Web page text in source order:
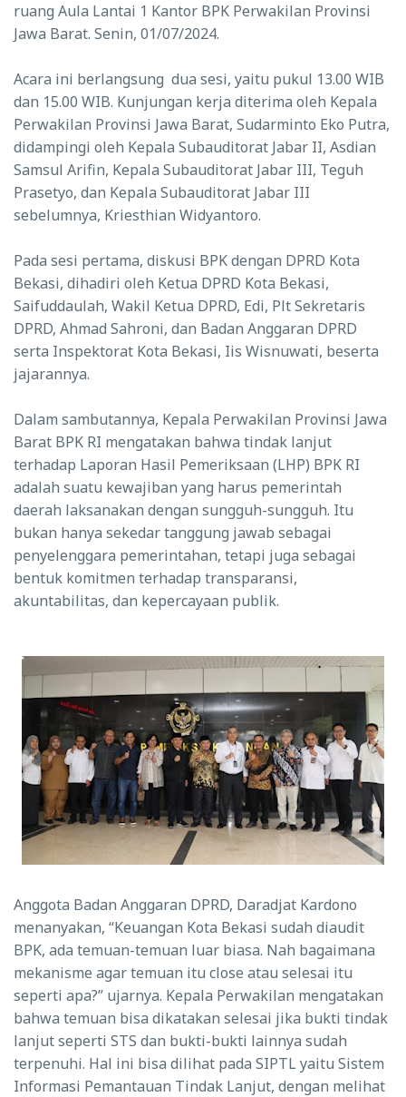
ruang Aula Lantai 1 Kantor BPK Perwakilan Provinsi
Jawa Barat. Senin, 01/07/2024.
Acara ini berlangsung dua sesi, yaitu pukul 13.00 WIB
dan 15.00 WIB. Kunjungan kerja diterima oleh Kepala
Perwakilan Provinsi Jawa Barat, Sudarminto Eko Putra,
didampingi oleh Kepala Subauditorat Jabar II, Asdian
Samsul Arifin, Kepala Subauditorat Jabar III, Teguh
Prasetyo, dan Kepala Subauditorat Jabar III
sebelumnya, Kriesthian Widyantoro.
Pada sesi pertama, diskusi BPK dengan DPRD Kota
Bekasi, dihadiri oleh Ketua DPRD Kota Bekasi,
Saifuddaulah, Wakil Ketua DPRD, Edi, Plt Sekretaris
DPRD, Ahmad Sahroni, dan Badan Anggaran DPRD
serta Inspektorat Kota Bekasi, Iis Wisnuwati, beserta
jajarannya.
Dalam sambutannya, Kepala Perwakilan Provinsi Jawa
Barat BPK RI mengatakan bahwa tindak lanjut
terhadap Laporan Hasil Pemeriksaan (LHP) BPK RI
adalah suatu kewajiban yang harus pemerintah
daerah laksanakan dengan sungguh-sungguh. Itu
bukan hanya sekedar tanggung jawab sebagai
penyelenggara pemerintahan, tetapi juga sebagai
bentuk komitmen terhadap transparansi,
akuntabilitas, dan kepercayaan publik.
Anggota Badan Anggaran DPRD, Daradjat Kardono
menanyakan, “Keuangan Kota Bekasi sudah diaudit
BPK, ada temuan-temuan luar biasa. Nah bagaimana
mekanisme agar temuan itu close atau selesai itu
seperti apa?” ujarnya. Kepala Perwakilan mengatakan
bahwa temuan bisa dikatakan selesai jika bukti tindak
lanjut seperti STS dan bukti-bukti lainnya sudah
terpenuhi. Hal ini bisa dilihat pada SIPTL yaitu Sistem
Informasi Pemantauan Tindak Lanjut, dengan melihat